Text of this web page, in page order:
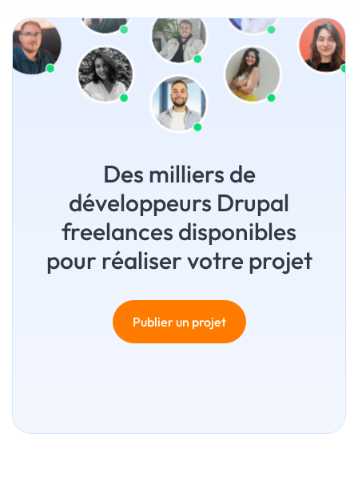
Des milliers de
développeurs Drupal
freelances disponibles
pour réaliser votre projet
Publier un projet